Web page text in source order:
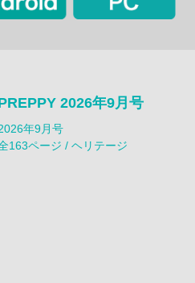
2026年9月号
年9月号
163ページ / ヘリテージ